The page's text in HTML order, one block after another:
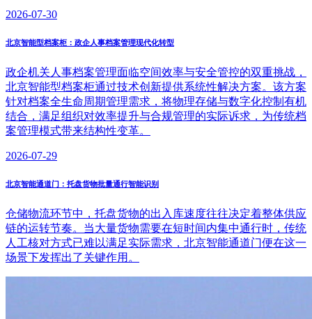
2026-07-30
北京智能型档案柜：政企人事档案管理现代化转型
政企机关人事档案管理面临空间效率与安全管控的双重挑战，
北京智能型档案柜通过技术创新提供系统性解决方案。该方案
针对档案全生命周期管理需求，将物理存储与数字化控制有机
结合，满足组织对效率提升与合规管理的实际诉求，为传统档
案管理模式带来结构性变革。
2026-07-29
北京智能通道门：托盘货物批量通行智能识别
仓储物流环节中，托盘货物的出入库速度往往决定着整体供应
链的运转节奏。当大量货物需要在短时间内集中通行时，传统
人工核对方式已难以满足实际需求，北京智能通道门便在这一
场景下发挥出了关键作用。